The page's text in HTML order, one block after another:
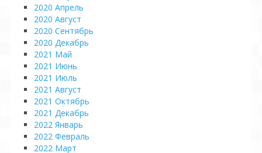
2020 Апрель
2020 Август
2020 Сентябрь
2020 Декабрь
2021 Май
2021 Июнь
2021 Июль
2021 Август
2021 Октябрь
2021 Декабрь
2022 Январь
2022 Февраль
2022 Март